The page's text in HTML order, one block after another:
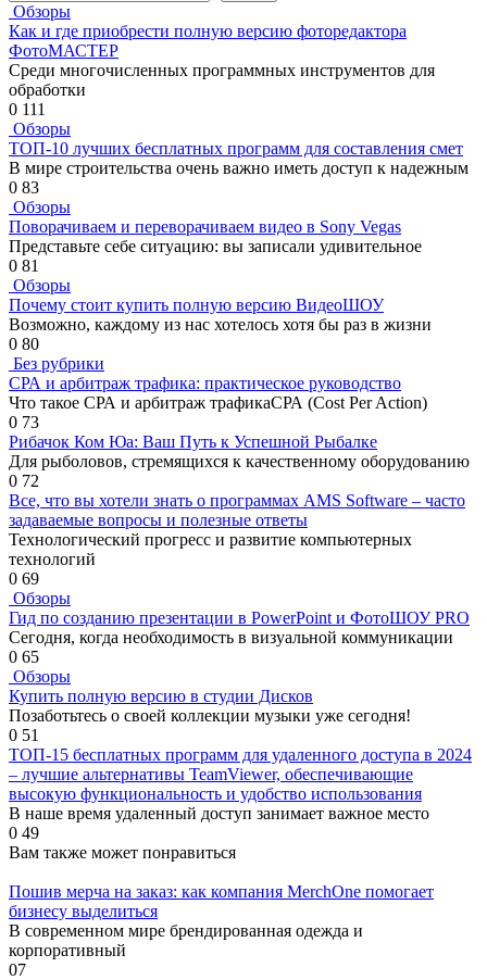
Обзоры
Как и где приобрести полную версию фоторедактора
ФотоМАСТЕР
Среди многочисленных программных инструментов для
обработки
0 111
Обзоры
ТОП-10 лучших бесплатных программ для составления смет
В мире строительства очень важно иметь доступ к надежным
0 83
Обзоры
Поворачиваем и переворачиваем видео в Sony Vegas
Представьте себе ситуацию: вы записали удивительное
0 81
Обзоры
Почему стоит купить полную версию ВидеоШОУ
Возможно, каждому из нас хотелось хотя бы раз в жизни
0 80
Без рубрики
СРА и арбитраж трафика: практическое руководство
Что такое СРА и арбитраж трафикаСРА (Cost Per Action)
0 73
Рибачок Ком Юа: Ваш Путь к Успешной Рыбалке
Для рыболовов, стремящихся к качественному оборудованию
0 72
Все, что вы хотели знать о программах AMS Software – часто
задаваемые вопросы и полезные ответы
Технологический прогресс и развитие компьютерных
технологий
0 69
Обзоры
Гид по созданию презентации в PowerPoint и ФотоШОУ PRO
Сегодня, когда необходимость в визуальной коммуникации
0 65
Обзоры
Купить полную версию в студии Дисков
Позаботьтесь о своей коллекции музыки уже сегодня!
0 51
ТОП-15 бесплатных программ для удаленного доступа в 2024
– лучшие альтернативы TeamViewer, обеспечивающие
высокую функциональность и удобство использования
В наше время удаленный доступ занимает важное место
0 49
Вам также может понравиться
Пошив мерча на заказ: как компания MerchOne помогает
бизнесу выделиться
В современном мире брендированная одежда и
корпоративный
07